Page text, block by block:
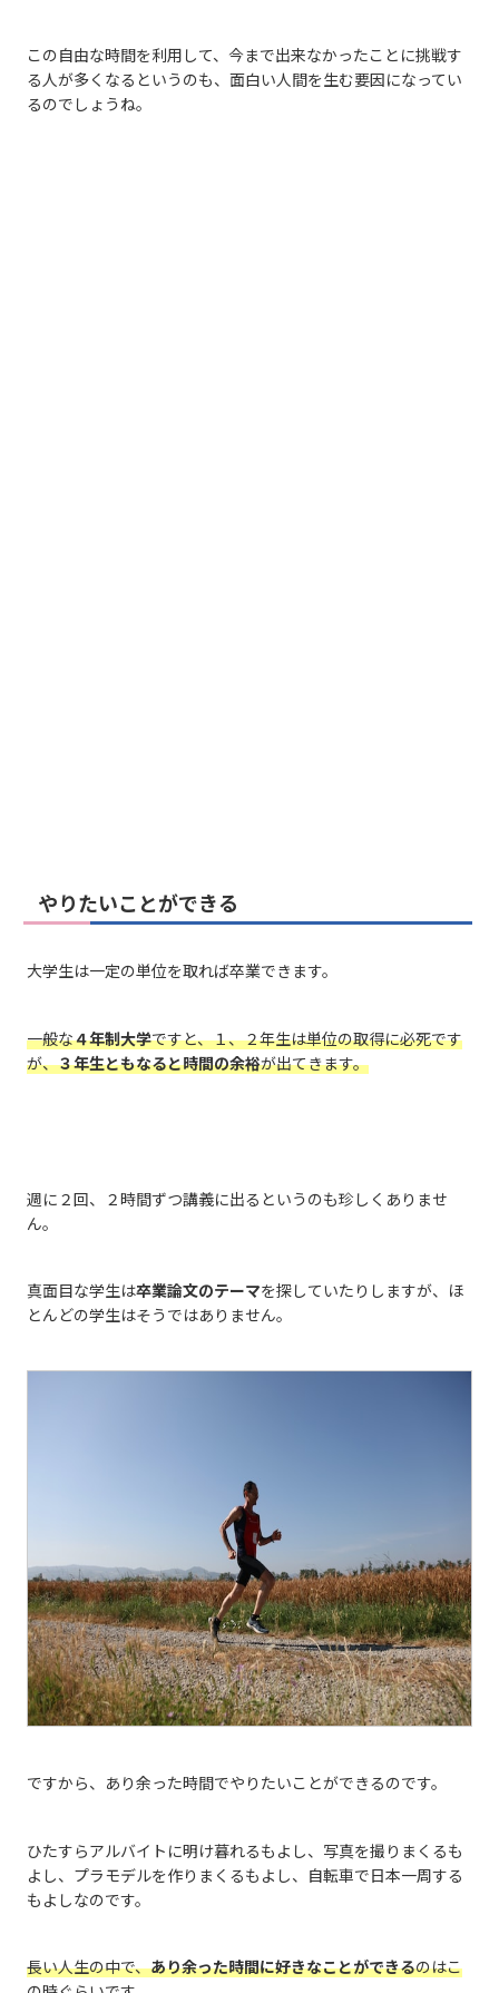
この自由な時間を利用して、今まで出来なかったことに挑戦す
る人が多くなるというのも、面白い人間を生む要因になってい
るのでしょうね。
やりたいことができる
大学生は一定の単位を取れば卒業できます。
一般な４年制大学ですと、１、２年生は単位の取得に必死です
が、３年生ともなると時間の余裕が出てきます。
週に２回、２時間ずつ講義に出るというのも珍しくありませ
ん。
真面目な学生は卒業論文のテーマを探していたりしますが、ほ
とんどの学生はそうではありません。
ですから、あり余った時間でやりたいことができるのです。
ひたすらアルバイトに明け暮れるもよし、写真を撮りまくるも
よし、プラモデルを作りまくるもよし、自転車で日本一周する
もよしなのです。
長い人生の中で、あり余った時間に好きなことができるのはこ